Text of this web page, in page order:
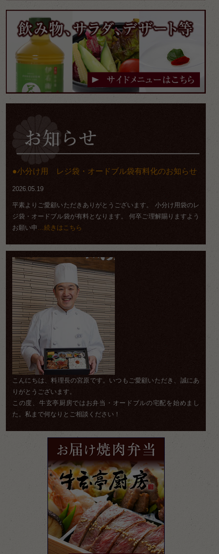
小分け用 レジ袋・オードブル袋有料化のお知らせ
2026.05.19
平素よりご愛顧いただきありがとうございます。 小分け用袋のレ
ジ袋・オードブル袋が有料となります。 何卒ご理解賜りますよう
お願い申
…続きはこちら
こんにちは、料理長の宮原です。いつもご愛顧いただき、誠にあ
りがとうございます。
この度、牛玄亭厨房ではお弁当・オードブルの宅配を始めまし
た。私まで何なりとご相談ください！